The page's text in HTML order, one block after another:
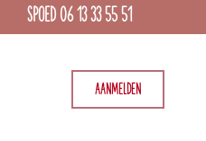
SPOED 06 13 33 55 51
AANMELDEN